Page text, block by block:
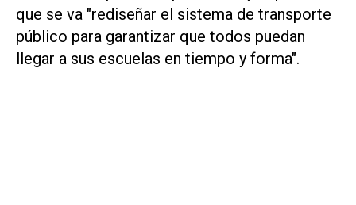
que se va "rediseñar el sistema de transporte
público para garantizar que todos puedan
llegar a sus escuelas en tiempo y forma".